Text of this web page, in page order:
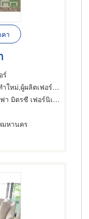
า
ร์
เจอร์,เฟอร์นิเจอร์ทำตามสั่ง
ตรซี เฟอร์นิเจอร์
มหานคร